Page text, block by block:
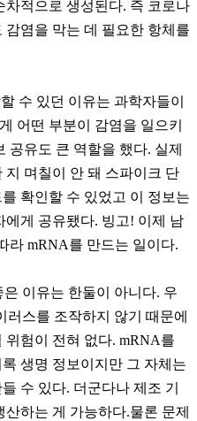
적으로 생성된다. 즉 코로나
감염을 막는 데 필요한 항체를
수 있던 이유는 과학자들이
어떤 부분이 감염을 일으키
공유도 큰 역할을 했다. 실제
지 며칠이 안 돼 스파이크 단
확인할 수 있었고 이 정보는
에게 공유됐다. 빙고! 이제 남
라 mRNA를 만드는 일이다.
이유는 한둘이 아니다. 우
러스를 조작하지 않기 때문에
험이 전혀 없다. mRNA를
생명 정보이지만 그 자체는
수 있다. 더군다나 제조 기
하는 게 가능하다.물론 문제